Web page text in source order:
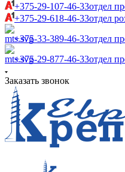
+375-29-107-46-33отдел
+375-29-618-46-33отдел
+375-33-389-46-33отдел
+375-29-877-46-33отдел
Заказать звонок